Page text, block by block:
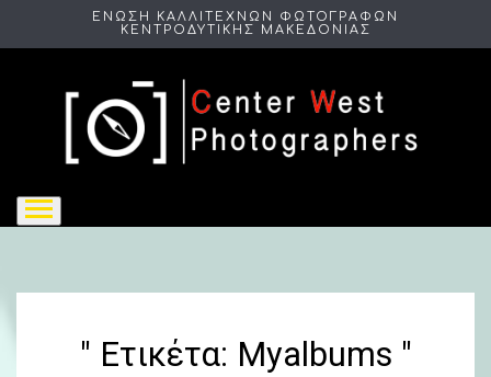
ΕΝΩΣΗ ΚΑΛΛΙΤΕΧΝΩΝ ΦΩΤΟΓΡΑΦΩΝ
ΚΕΝΤΡΟΔΥΤΙΚΗΣ ΜΑΚΕΔΟΝΙΑΣ
" Ετικέτα: Myalbums "